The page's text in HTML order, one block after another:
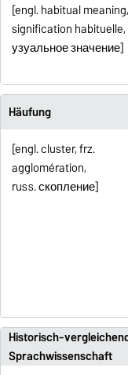
[engl. habitual
signification
узуальное значение]
Häufung
[engl. cluster, frz.
agglomération,
russ.скопление]
Historisch-
Sprachwissenschaft